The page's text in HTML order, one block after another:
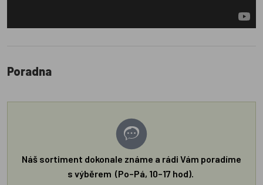
Poradna
Náš sortiment dokonale známe a rádi Vám poradíme
s výběrem (Po–Pá, 10–17 hod).